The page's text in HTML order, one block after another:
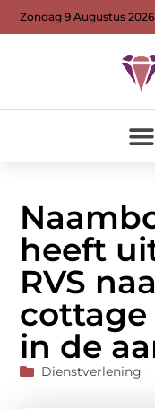
Zondag 9 Augustus 2026
heeft
RVS
in de
Dienstverlening